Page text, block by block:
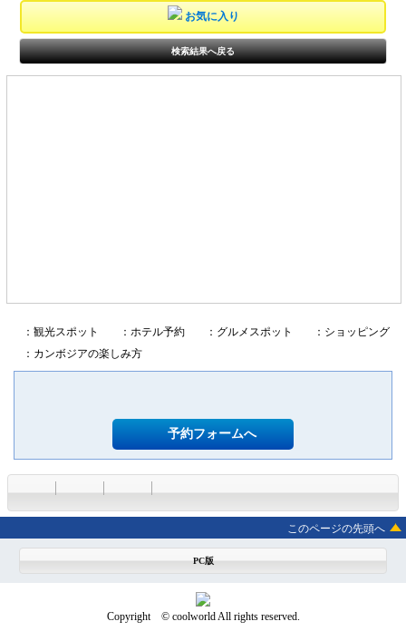
お気に入り
検索結果へ戻る
：観光スポット ：ホテル予約 ：グルメスポット
：ショッピング
：カンボジアの楽しみ方
予約フォームへ
このページの先頭へ
PC版
Copyright © coolworld All rights reserved.